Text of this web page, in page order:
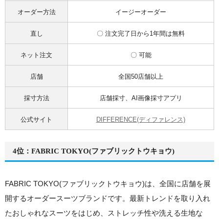
オーダー方法 イージーオーダー
直し 〇 注文完了日から1年間は無料
ネット注文 〇 可能
店舗 全国50店舗以上
採寸方法 店舗採寸、AI画像採寸アプリ
公式サイト DIFFERENCE(ディファレンス)
4位：FABRIC TOKYO(ファブリックトウキョウ)
FABRIC TOKYO(ファブリックトウキョウ)は、全国に店舗を展
開するオーダースーツブランドです。最新トレンドを取り入れ
たおしゃれなスーツをはじめ、ストレッチ性や洗える生地な